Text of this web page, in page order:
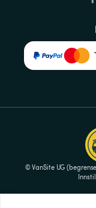
© VanSite UG